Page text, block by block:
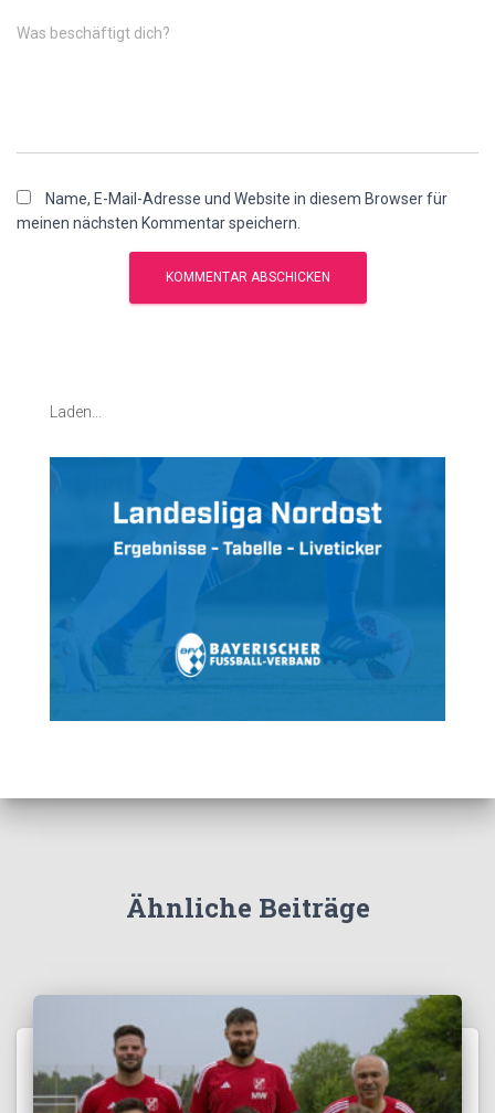
Was beschäftigt dich?
Name, E-Mail-Adresse und Website in diesem Browser für
meinen nächsten Kommentar speichern.
Laden...
Ähnliche Beiträge